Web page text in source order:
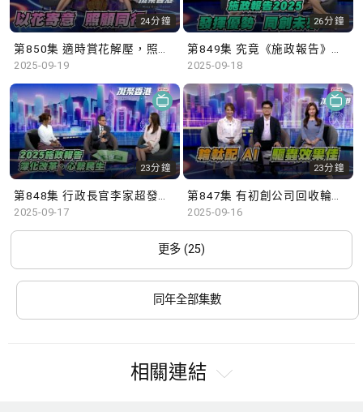
24分鐘
2025-09-19
26分鐘
2025-09-18
23分鐘
第848集 行政長官李家超發表新一份施政報告，學者有何見解？
2025-09-17
23分鐘
第847集 有初創公司回收輪軚研發驅蟲工具，配合AI追縱技術，成效顯著。
2025-09-16
更多 (25)
同年全部集數
相關連結